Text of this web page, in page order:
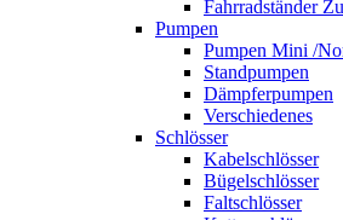
Fahrradständer
Pumpen
Pumpen Mini /
Standpumpen
Dämpferpumpen
Verschiedenes
Schlösser
Kabelschlösser
Bügelschlösser
Faltschlösser